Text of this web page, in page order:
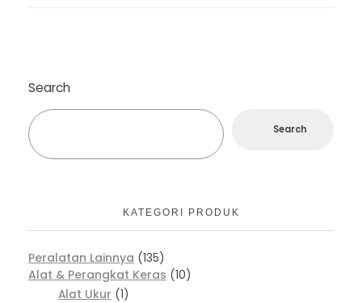
Search
Search
KATEGORI PRODUK
Peralatan Lainnya 135
Alat & Perangkat Keras 10
Alat Ukur
1